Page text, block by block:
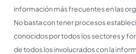
información más frecuentes en las
No basta con tener procesos
conocidos por todos los sectores y
de todos los involucrados con la